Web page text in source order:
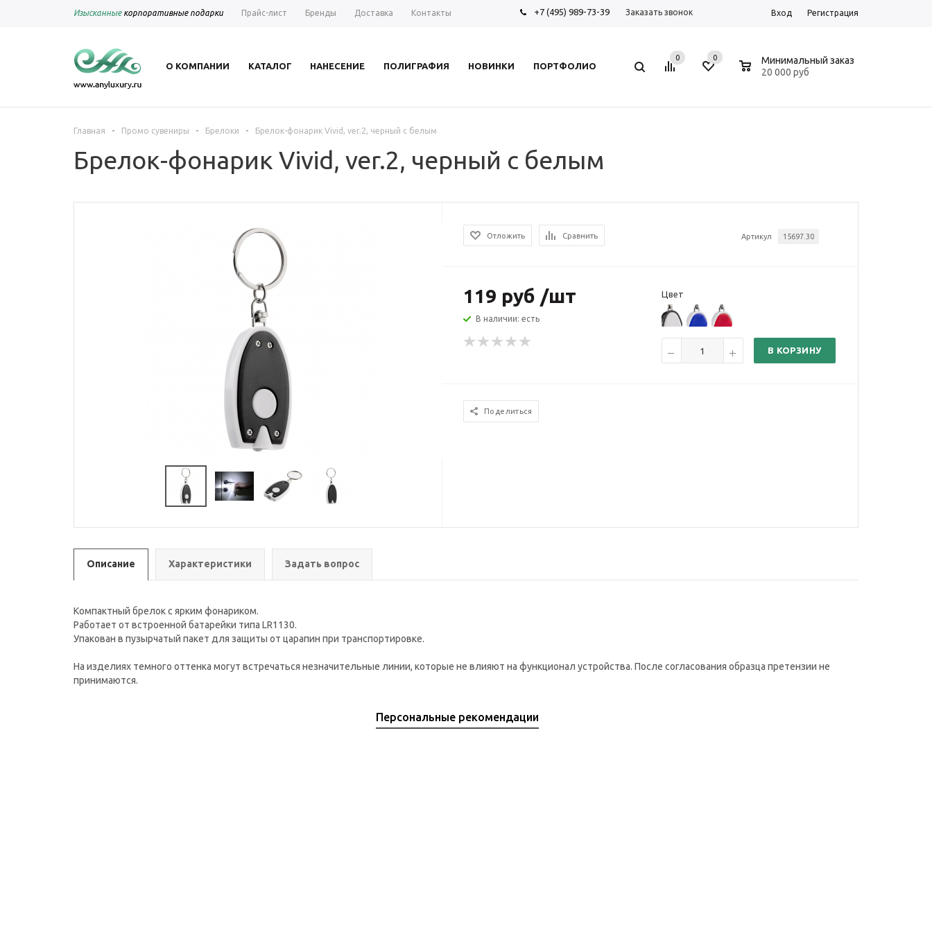
Изысканныекорпоративные подарки Прайс-лист Бренды Доставка Контакты +7 (495) 989-73-39 Заказать звонок Вход Регистрация
О КОМПАНИИ КАТАЛОГ НАНЕСЕНИЕ ПОЛИГРАФИЯ НОВИНКИ ПОРТФОЛИО
0 0
Минимальный заказ
20 000 руб
Главная - Промо сувениры - Брелоки - Брелок-фонарик Vivid, ver.2, черный с белым
Брелок-фонарик Vivid, ver.2, черный с белым
Артикул 15697.30
Отложить Сравнить
119 руб /шт
В наличии: есть
Цвет
В КОРЗИНУ
Поделиться
Описание Характеристики Задать вопрос
Компактный брелок с ярким фонариком.
Работает от встроенной батарейки типа LR1130.
Упакован в пузырчатый пакет для защиты от царапин при транспортировке.
На изделиях темного оттенка могут встречаться незначительные линии, которые не влияют на функционал устройства. После согласования образца претензии не
принимаются.
Персональные рекомендации